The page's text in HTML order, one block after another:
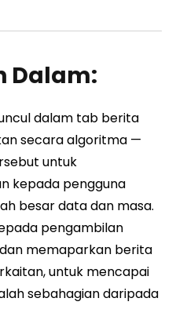
Dalam:
dalam tab berita
secara algoritma —
untuk
kepada pengguna
besar data dan masa.
pengambilan
memaparkan berita
untuk mencapai
sebahagian daripada